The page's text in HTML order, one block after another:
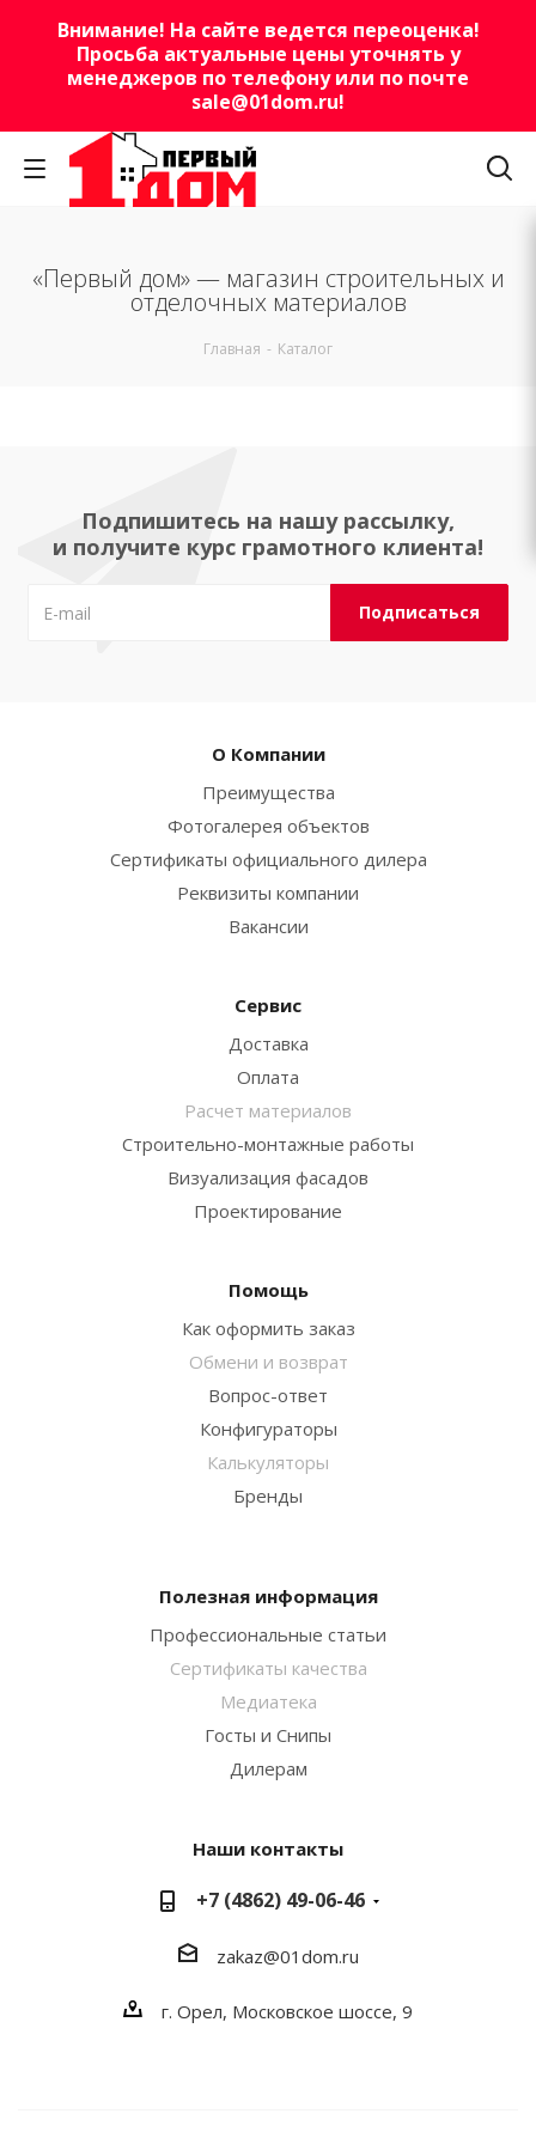
Внимание! На сайте ведется переоценка!
Просьба актуальные цены уточнять у
менеджеров по телефону или по почте
sale@01dom.ru!
«Первый дом» — магазин строительных и
отделочных материалов
Главная - Каталог
Подпишитесь на нашу рассылку,
и получите курс грамотного клиента!
О Компании
Преимущества
Фотогалерея объектов
Сертификаты официального дилера
Реквизиты компании
Вакансии
Сервис
Доставка
Оплата
Расчет материалов
Строительно-монтажные работы
Визуализация фасадов
Проектирование
Помощь
Как оформить заказ
Обмени и возврат
Вопрос-ответ
Конфигураторы
Калькуляторы
Бренды
Полезная информация
Профессиональные статьи
Сертификаты качества
Медиатека
Госты и Снипы
Дилерам
Наши контакты
+7 (4862) 49-06-46
zakaz@01dom.ru
г. Орел, Московское шоссе, 9